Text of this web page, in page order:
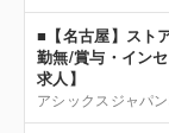
■【名古屋】スト
勤無/賞与・イン
求人】
アシックスジャパ